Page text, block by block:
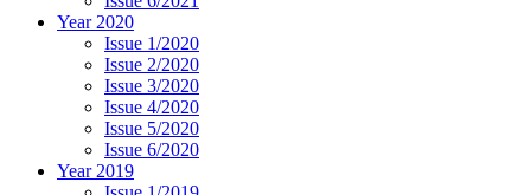
Year 2020
Issue 1/2020
Issue 2/2020
Issue 3/2020
Issue 4/2020
Issue 5/2020
Issue 6/2020
Year 2019